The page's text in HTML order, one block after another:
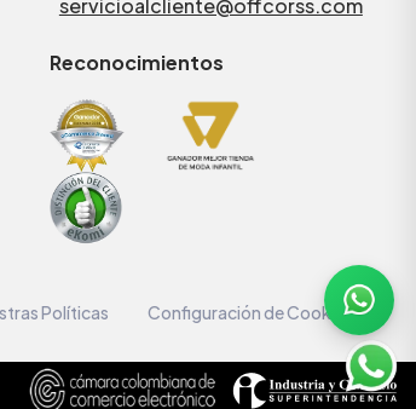
servicioalcliente@offcorss.com
Reconocimientos
Políticas Configuración de Cookies